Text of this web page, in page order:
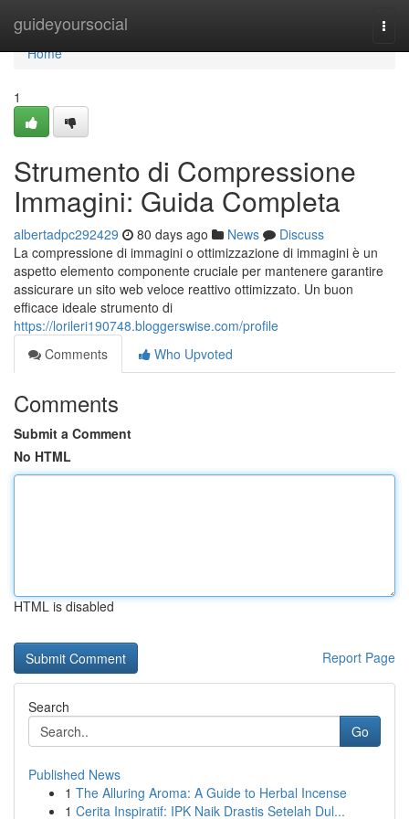
guideyoursocial
Home
Home
1
Strumento di Compressione
Immagini: Guida Completa
albertadpc292429 80 days ago News
Discuss
La compressione di immagini o ottimizzazione di immagini è un
aspetto elemento componente cruciale per mantenere garantire
assicurare un sito web veloce reattivo ottimizzato. Un buon
efficace ideale strumento di
https://lorileri190748.bloggerswise.com/profile
Comments
Who Upvoted
Comments
Submit a Comment
No HTML
HTML is disabled
Report Page
Search
Go
Published News
1 The Alluring Aroma: A Guide to Herbal Incense
1 Cerita Inspiratif: IPK Naik Drastis Setelah Dul...